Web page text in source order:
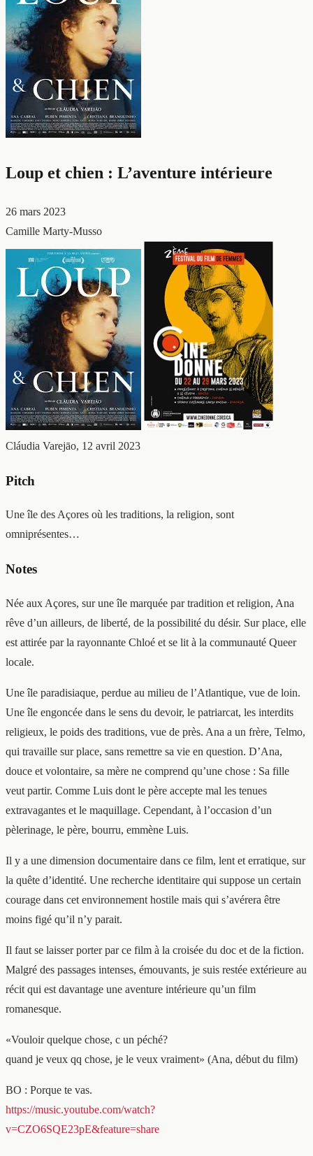
Loup et chien : L’aventure intérieure
26 mars 2023
Camille Marty-Musso
Cláudia Varejāo, 12 avril 2023
Pitch
Une île des Açores où les traditions, la religion, sont
omniprésentes…
Notes
Née aux Açores, sur une île marquée par tradition et religion, Ana
rêve d’un ailleurs, de liberté, de la possibilité du désir. Sur place, elle
est attirée par la rayonnante Chloé et se lit à la communauté Queer
locale.
Une île paradisiaque, perdue au milieu de l’Atlantique, vue de loin.
Une île engoncée dans le sens du devoir, le patriarcat, les interdits
religieux, le poids des traditions, vue de près. Ana a un frère, Telmo,
qui travaille sur place, sans remettre sa vie en question. D’Ana,
douce et volontaire, sa mère ne comprend qu’une chose : Sa fille
veut partir. Comme Luis dont le père accepte mal les tenues
extravagantes et le maquillage. Cependant, à l’occasion d’un
pèlerinage, le père, bourru, emmène Luis.
Il y a une dimension documentaire dans ce film, lent et erratique, sur
la quête d’identité. Une recherche identitaire qui suppose un certain
courage dans cet environnement hostile mais qui s’avérera être
moins figé qu’il n’y parait.
Il faut se laisser porter par ce film à la croisée du doc et de la fiction.
Malgré des passages intenses, émouvants, je suis restée extérieure au
récit qui est davantage une aventure intérieure qu’un film
romanesque.
«Vouloir quelque chose, c un péché?
quand je veux qq chose, je le veux vraiment» (Ana, début du film)
BO : Porque te vas.
https://music.youtube.com/watch?
v=CZO6SQE23pE&feature=share